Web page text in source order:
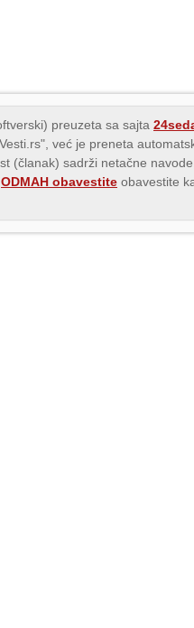
preuzeta sa sajta
već je preneta
(članak) sadrži netačne
ODMAH obavestite obavestite